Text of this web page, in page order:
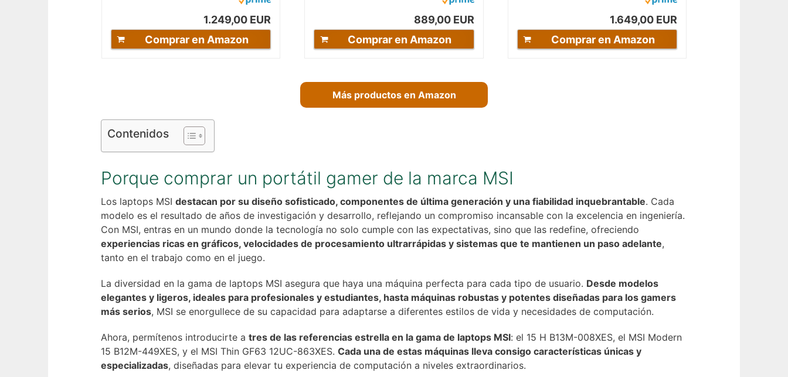
1.249,00 EUR
Comprar en Amazon
889,00 EUR
Comprar en Amazon
1.649,00 EUR
Comprar en Amazon
Más productos en Amazon
Contenidos
Porque comprar un portátil gamer de la marca MSI
Los laptops MSI destacan por su diseño sofisticado, componentes de última generación y una fiabilidad inquebrantable. Cada
modelo es el resultado de años de investigación y desarrollo, reflejando un compromiso incansable con la excelencia en ingeniería.
Con MSI, entras en un mundo donde la tecnología no solo cumple con las expectativas, sino que las redefine, ofreciendo
experiencias ricas en gráficos, velocidades de procesamiento ultrarrápidas y sistemas que te mantienen un paso adelante,
tanto en el trabajo como en el juego.
La diversidad en la gama de laptops MSI asegura que haya una máquina perfecta para cada tipo de usuario. Desde modelos
elegantes y ligeros, ideales para profesionales y estudiantes, hasta máquinas robustas y potentes diseñadas para los gamers
más serios, MSI se enorgullece de su capacidad para adaptarse a diferentes estilos de vida y necesidades de computación.
Ahora, permítenos introducirte a tres de las referencias estrella en la gama de laptops MSI: el 15 H B13M-008XES, el MSI Modern
15 B12M-449XES, y el MSI Thin GF63 12UC-863XES. Cada una de estas máquinas lleva consigo características únicas y
especializadas, diseñadas para elevar tu experiencia de computación a niveles extraordinarios.